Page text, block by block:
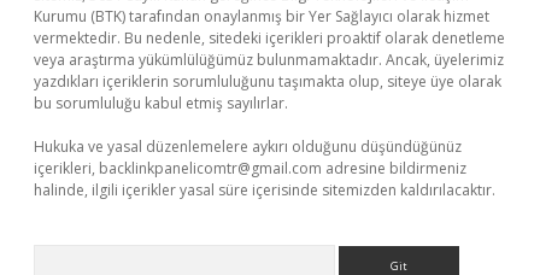
Kurumu (BTK) tarafından onaylanmış bir Yer Sağlayıcı olarak hizmet
vermektedir. Bu nedenle, sitedeki içerikleri proaktif olarak denetleme
veya araştırma yükümlülüğümüz bulunmamaktadır. Ancak, üyelerimiz
yazdıkları içeriklerin sorumluluğunu taşımakta olup, siteye üye olarak
bu sorumluluğu kabul etmiş sayılırlar.
Hukuka ve yasal düzenlemelere aykırı olduğunu düşündüğünüz
içerikleri, backlinkpanelicomtr@gmail.com adresine bildirmeniz
halinde, ilgili içerikler yasal süre içerisinde sitemizden kaldırılacaktır.